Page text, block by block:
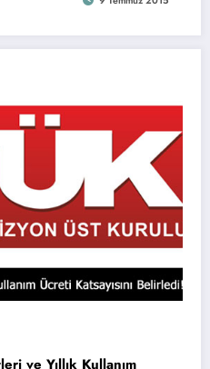
ve Yıllık Kullanım